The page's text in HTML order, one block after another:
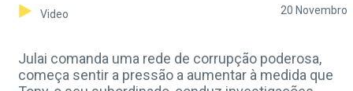
Video 20 Novembro
Julai comanda uma rede de corrupção poderosa,
começa sentir a pressão a aumentar à medida que